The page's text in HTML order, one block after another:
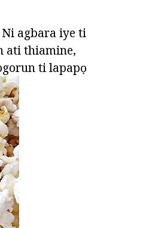
agbara iye ti
ati thiamine,
ti lapapọ